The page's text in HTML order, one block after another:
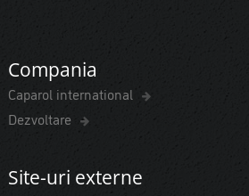
Compania
Caparol international
Dezvoltare
Site-uri externe